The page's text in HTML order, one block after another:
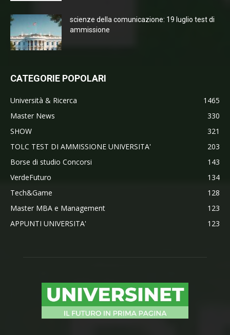
scienze della comunicazione: 19 luglio test di
ammissione
CATEGORIE POPOLARI
Università & Ricerca
1465
Master News
330
SHOW
321
TOLC TEST DI AMMISSIONE UNIVERSITA'
203
Borse di studio Concorsi
143
VerdeFuturo
134
Tech&Game
128
Master MBA e Management
123
APPUNTI UNIVERSITA'
123